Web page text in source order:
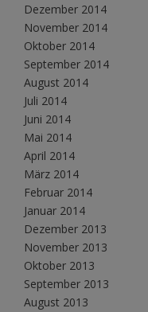
Dezember 2014
November 2014
Oktober 2014
September 2014
August 2014
Juli 2014
Juni 2014
Mai 2014
April 2014
März 2014
Februar 2014
Januar 2014
Dezember 2013
November 2013
Oktober 2013
September 2013
August 2013